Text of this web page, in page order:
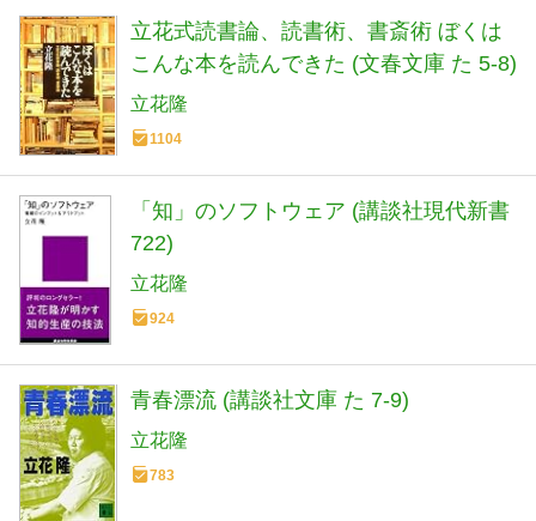
立花式読書論、読書術、書斎術 ぼくは
こんな本を読んできた (文春文庫 た 5-8)
立花隆
1104
「知」のソフトウェア (講談社現代新書
722)
立花隆
924
青春漂流 (講談社文庫 た 7-9)
立花隆
783